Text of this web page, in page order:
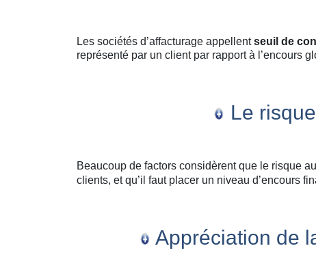
Les sociétés d’affacturage appellentseuil de
représenté par un client par rapport à l’encours
Le
Beaucoup de factors considèrent que le risque
clients, et qu’il faut placer un niveau d’encours
Appréciation de